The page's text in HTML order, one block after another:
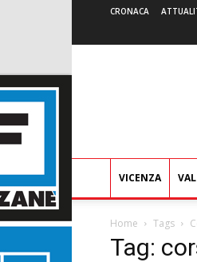
CRONACA
VICENZA
Home Tags
Tag: